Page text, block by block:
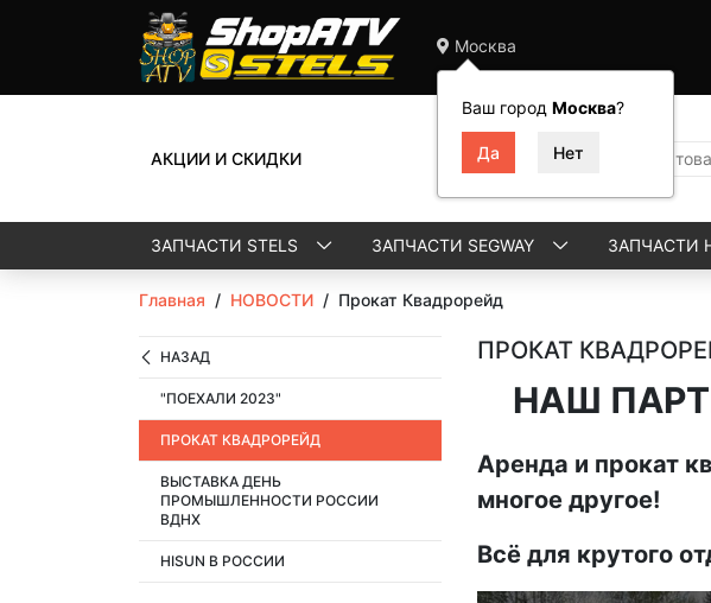
Москва
Ваш город Москва?
АКЦИИ И СКИДКИ
ЗАПЧАСТИ STELS ЗАПЧАСТИ SEGWAY ЗАПЧАСТИ
Главная / НОВОСТИ / Прокат Квадрорейд
НАЗАД
"ПОЕХАЛИ 2023"
ПРОКАТ КВАДРОРЕЙД
ВЫСТАВКА ДЕНЬ
ПРОМЫШЛЕННОСТИ РОССИИ
ВДНХ
HISUN В РОССИИ
ПРОКАТ
НАШ
Аренда и прокат
многое другое!
Всё для крутого